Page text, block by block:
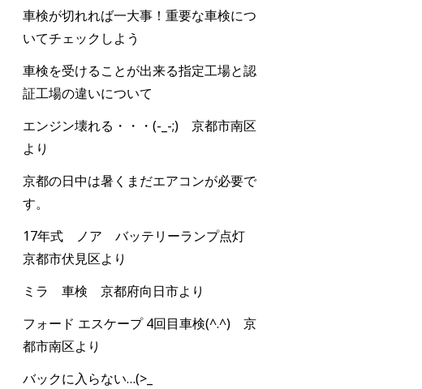
車検が切れれば一大事！重要な車検につ
いてチェックしよう
車検を受けることが出来る指定工場と認
証工場の違いについて
エンジン壊れる・・・(-_-;) 京都市南区
より
京都の日中は暑くまだエアコンが必要で
す。
17年式 ノア バッテリーランプ点灯
京都市伏見区より
ミラ 車検 京都府向日市より
フォード エスケープ 4回目車検(^.^) 京
都市南区より
バックに入らない…(>_